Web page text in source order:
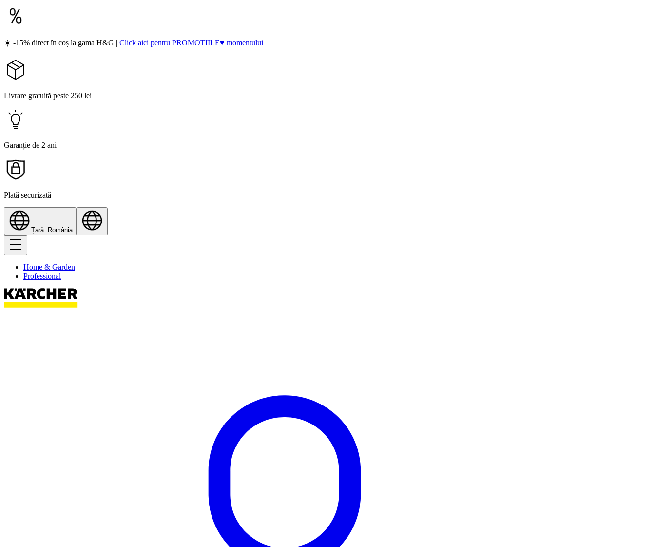
☀️ -15% direct în coș la gama H&G | Click aici pentru PROMOTIILE♥ momentului
Livrare gratuită peste 250 lei
Garanție de 2 ani
Plată securizată
Țară: România
Home & Garden
Professional